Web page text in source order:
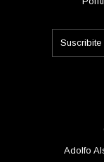
Adolfo